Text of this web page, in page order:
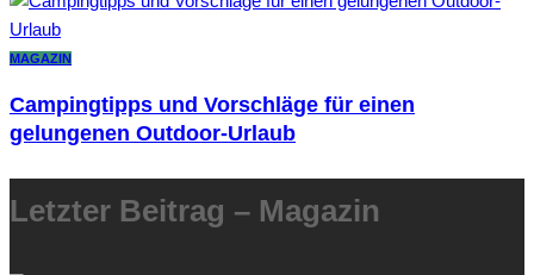
MAGAZIN
Campingtipps und Vorschläge für einen
gelungenen Outdoor-Urlaub
Letzter Beitrag – Magazin